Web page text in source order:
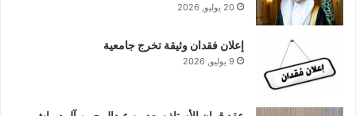
20 يوليو, 2026
إعلان فقدان وثيقة تخرج جامعية
9 يوليو, 2026